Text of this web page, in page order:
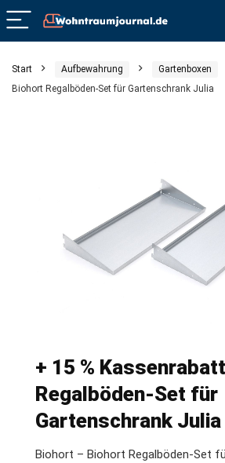
Start Aufbewahrung Gartenboxen
Biohort Regalböden-Set für Gartenschrank Julia
+ 15 %
Regalböden-Set für
Gartenschrank Julia
Biohort – Biohort Regalböden-Set